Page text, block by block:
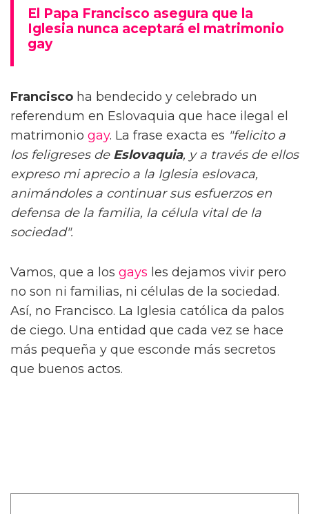
El Papa Francisco asegura que la
Iglesia nunca aceptará el matrimonio
gay
Francisco ha bendecido y celebrado un
referendum en Eslovaquia que hace ilegal el
matrimonio gay. La frase exacta es "felicito a
los feligreses de Eslovaquia, y a través de ellos
expreso mi aprecio a la Iglesia eslovaca,
animándoles a continuar sus esfuerzos en
defensa de la familia, la célula vital de la
sociedad".
Vamos, que a los gays les dejamos vivir pero
no son ni familias, ni células de la sociedad.
Así, no Francisco. La Iglesia católica da palos
de ciego. Una entidad que cada vez se hace
más pequeña y que esconde más secretos
que buenos actos.